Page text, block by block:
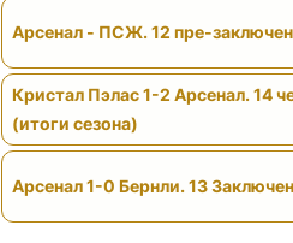
Арсенал - ПСЖ. 12 пре-
Кристал Пэлас 1-2 Арсенал. 14
(итоги сезона)
Арсенал 1-0 Бернли. 13